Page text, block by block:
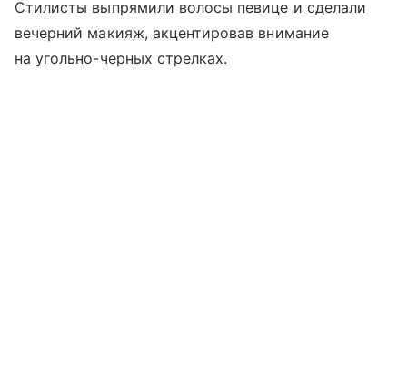
Стилисты выпрямили волосы певице и сделали
вечерний макияж, акцентировав внимание
на угольно-черных стрелках.